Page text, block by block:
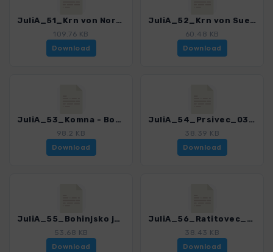
JuliA_51_Krn von Norden_0366_2.gpx
109.76 KB
Download
JuliA_52_Krn von Sueden_0366_2.gpx
60.48 KB
Download
JuliA_53_Komna - Bogatin_0366_2.gpx
98.2 KB
Download
JuliA_54_Prsivec_0366_2.gpx
38.39 KB
Download
JuliA_55_Bohinjsko jezero_0366_2.gpx
53.68 KB
Download
JuliA_56_Ratitovec_0366_2.gpx
38.43 KB
Download